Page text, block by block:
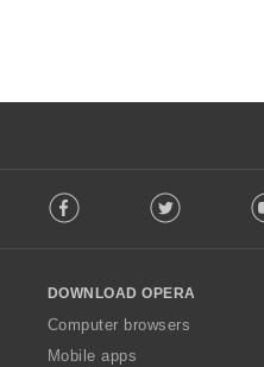
o
w
O
p
Facebook Twitter
DOWNLOAD OPERA
Computer browsers
Mobile apps